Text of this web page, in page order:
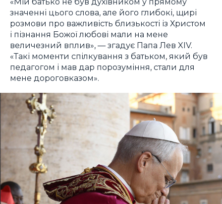
значенні цього слова, але його глибокі, щирі
розмови про важливість близькості із Христом
і пізнання Божої любові мали на мене
величезний вплив», — згадує Папа Лев XIV.
«Такі моменти спілкування з батьком, який був
педагогом і мав дар порозуміння, стали для
мене дороговказом».